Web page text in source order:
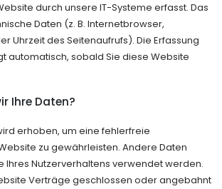
durch unsere IT-Systeme erfasst. Das
Daten (z. B. Internetbrowser,
Uhrzeit des Seitenaufrufs). Die Erfassung
automatisch, sobald Sie diese Website
Ihre Daten?
erhoben, um eine fehlerfreie
zu gewährleisten. Andere Daten
Ihres Nutzerverhaltens verwendet werden.
Verträge geschlossen oder angebahnt